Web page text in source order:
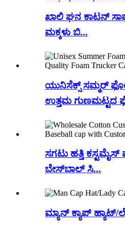
ಖಾಲಿ ಘನ ಕಾಟನ್
ಮಕ್ಕಳು ಬಿ...
ಯುನಿಸೆಕ್ಸ್ ಸಮ್ಮರ್
ಉತ್ತಮ ಗುಣಮಟ್ಟದ
ಸಗಟು ಹತ್ತಿ
ಬೇಸ್‌ಬಾಲ್ ಸಿ...
ಮ್ಯಾನ್ ಕ್ಯಾಪ್ ಹ್ಯಾಟ್/